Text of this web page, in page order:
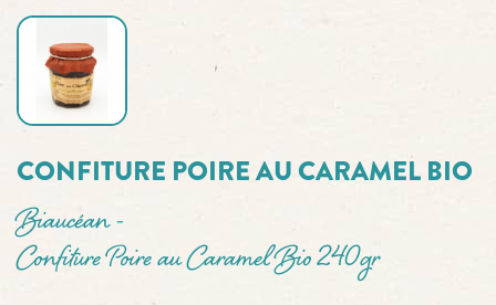
CONFITURE POIRE AU CARAMEL BIO
Biaucéan -
Confiture Poire au Caramel Bio 240gr